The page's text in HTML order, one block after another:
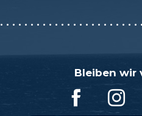
Bleiben wir